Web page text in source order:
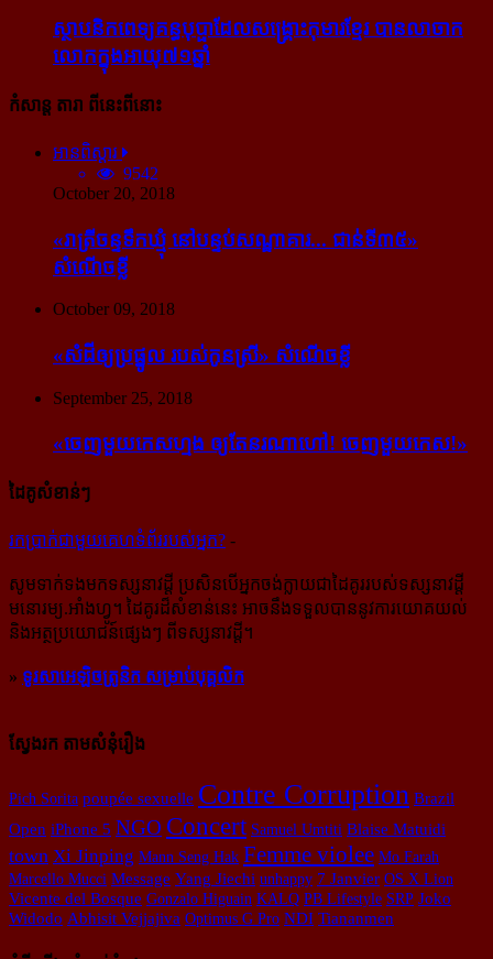
ស្ថាបនិក​ពេទ្យ​គន្ធបុប្ផា​ដែល​សង្គ្រោះ​កុមារ​ខ្មែរ​ បាន​លាចាក​
លោក​ក្នុង​អាយុ​៧១ឆ្នាំ
កំសាន្ដ តារា ពីនេះពីនោះ
អានពិស្ដារ
9542
October 20, 2018
«រាត្រីចន្ទទឹកឃ្មុំ នៅបន្ទប់សណ្ឋាគារ... ជាន់ទី៣៥»
សំណើចខ្លី
October 09, 2018
«សំដី​ឲ្យ​ប្រផ្នូល របស់​កូនស្រី» សំណើចខ្លី
September 25, 2018
«ចេញ​មួយ​កេស​ហ្មង ឲ្យ​តែ​នរណា​ហៅ! ចេញ​មួយ​កេស!»
ដៃគូសំខាន់ៗ
រក​​ប្រាក់​​ជា​​មួយ​​គេហទំព័រ​​របស់​​អ្នក? -
សូម​ទាក់ទង​មក​ទស្សនាវដ្ដី ប្រសិន​បើ​អ្នក​ចង់​ក្លាយ​ជា​ដៃគូរ​របស់​ទស្សនាវដ្ដី​
មនោរម្យ.អាំងហ្វូ។ ដៃ​គូរ​ដ៏​សំខាន់​នេះ អាច​នឹង​ទទួល​បាន​នូវ​ការ​យោគយល់
និង​អត្ថ​ប្រយោជន៍​ផ្សេងៗ ពីទស្សនាវដ្ដី។
» ទូរសាអេឡិចត្រូនិក សម្រាប់បុគ្គលិក
ស្វែងរក តាមសំនុំរឿង
Pich Sorita poupée sexuelle Contre Corruption Brazil
Open iPhone 5 NGO Concert Samuel Umtiti Blaise Matuidi
town Xi Jinping Mann Seng Hak Femme violee Mo Farah
Marcello Mucci Message Yang Jiechi unhappy 7 Janvier OS X Lion
Vicente del Bosque Gonzalo Higuain KALQ PB Lifestyle SRP Joko
Widodo Abhisit Vejjajiva Optimus G Pro NDI Tiananmen